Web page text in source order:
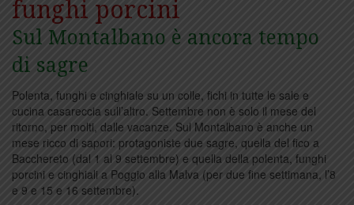
funghi porcini
Sul Montalbano è ancora tempo
di sagre
Polenta, funghi e cinghiale su un colle, fichi in tutte le sale e
cucina casareccia sull’altro. Settembre non è solo il mese del
ritorno, per molti, dalle vacanze. Sul Montalbano è anche un
mese ricco di sapori: protagoniste due sagre, quella del fico a
Bacchereto (dal 1 al 9 settembre) e quella della polenta, funghi
porcini e cinghiali a Poggio alla Malva (per due fine settimana, l’8
e 9 e 15 e 16 settembre).